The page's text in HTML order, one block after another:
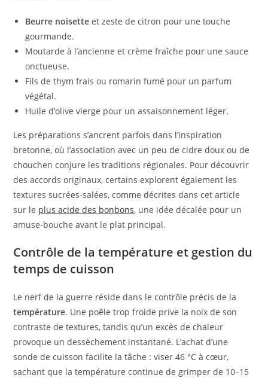
Beurre noisette et zeste de citron pour une touche
gourmande.
Moutarde à l’ancienne et crème fraîche pour une sauce
onctueuse.
Fils de thym frais ou romarin fumé pour un parfum
végétal.
Huile d’olive vierge pour un assaisonnement léger.
Les préparations s’ancrent parfois dans l’inspiration
bretonne, où l’association avec un peu de cidre doux ou de
chouchen conjure les traditions régionales. Pour découvrir
des accords originaux, certains explorent également les
textures sucrées-salées, comme décrites dans cet article
sur le plus acide des bonbons, une idée décalée pour un
amuse-bouche avant le plat principal.
Contrôle de la température et gestion du
temps de cuisson
Le nerf de la guerre réside dans le contrôle précis de la
température. Une poêle trop froide prive la noix de son
contraste de textures, tandis qu’un excès de chaleur
provoque un dessèchement instantané. L’achat d’une
sonde de cuisson facilite la tâche : viser 46 °C à cœur,
sachant que la température continue de grimper de 10–15